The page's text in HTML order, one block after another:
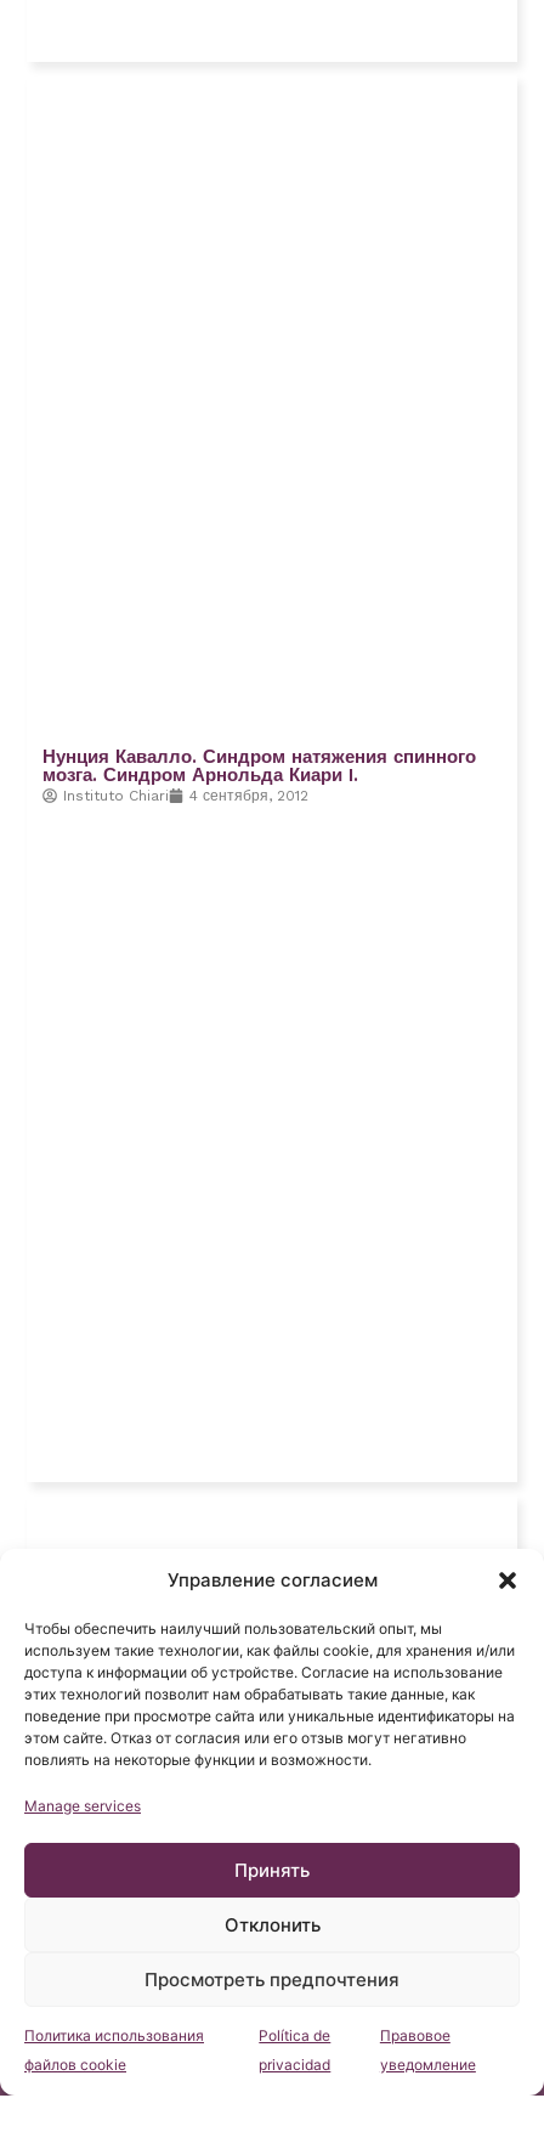
Управление согласием
Чтобы обеспечить наилучший пользовательский опыт, мы
используем такие технологии, как файлы cookie, для хранения и/или
доступа к информации об устройстве. Согласие на использование
этих технологий позволит нам обрабатывать такие данные, как
поведение при просмотре сайта или уникальные идентификаторы на
этом сайте. Отказ от согласия или его отзыв могут негативно
повлиять на некоторые функции и возможности.
Manage services
Принять
Отклонить
Просмотреть предпочтения
Политика использования
файлов cookie
Política de
privacidad
Правовое
уведомление
Нунция Кавалло. Синдром натяжения спинного
мозга. Синдром Арнольда Киари I.
Instituto Chiari 4 сентября, 2012
Консультация